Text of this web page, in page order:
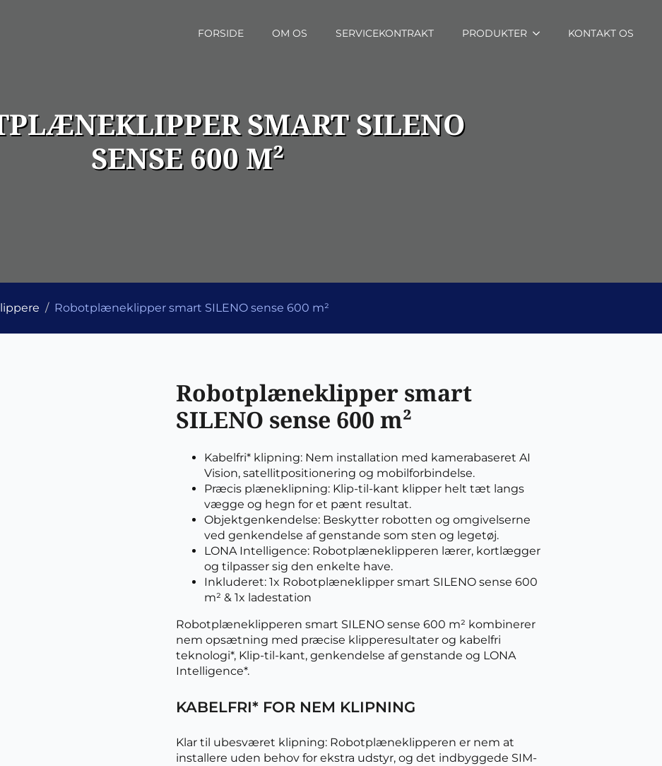
FORSIDE OM OS SERVICEKONTRAKT PRODUKTER KONTAKT OS
SMART SILENO
SENSE 600 M²
Robotplæneklipper smart SILENO sense 600 m²
Robotplæneklipper smart
SILENO sense 600 m²
Kabelfri* klipning: Nem installation med kamerabaseret AI
Vision, satellitpositionering og mobilforbindelse.
Præcis plæneklipning: Klip-til-kant klipper helt tæt langs
vægge og hegn for et pænt resultat.
Objektgenkendelse: Beskytter robotten og omgivelserne
ved genkendelse af genstande som sten og legetøj.
LONA Intelligence: Robotplæneklipperen lærer, kortlægger
og tilpasser sig den enkelte have.
Inkluderet: 1x Robotplæneklipper smart SILENO sense 600
m² & 1x ladestation
Robotplæneklipperen smart SILENO sense 600 m² kombinerer
nem opsætning med præcise klipperesultater og kabelfri
teknologi*, Klip-til-kant, genkendelse af genstande og LONA
Intelligence*.
KABELFRI* FOR NEM KLIPNING
Klar til ubesværet klipning: Robotplæneklipperen er nem at
installere uden behov for ekstra udstyr, og det indbyggede SIM-